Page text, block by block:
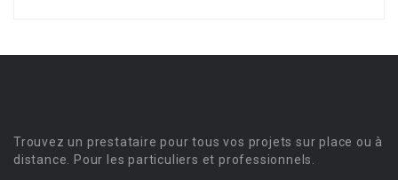
Trouvez un prestataire pour tous vos projets sur place ou à
distance. Pour les particuliers et professionnels.